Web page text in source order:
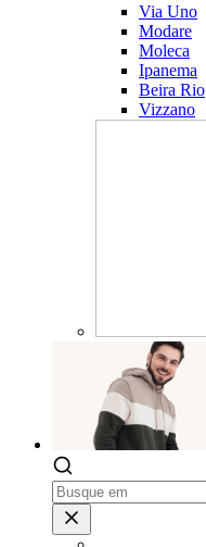
Via Uno
Modare
Moleca
Ipanema
Beira Rio
Vizzano